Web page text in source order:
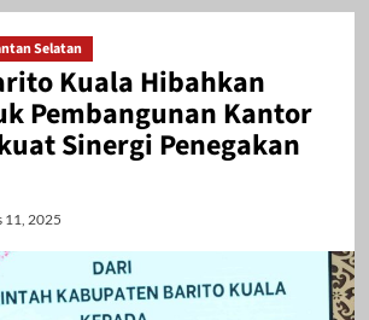
Selatan
Kuala Hibahkan
Pembangunan Kantor
Sinergi Penegakan
11, 2025